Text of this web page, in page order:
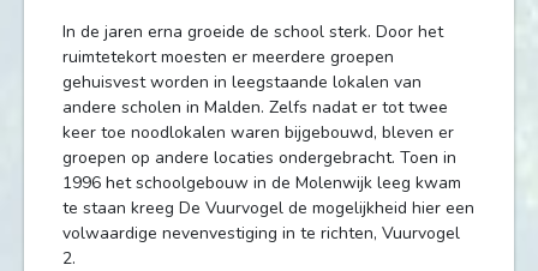
In de jaren erna groeide de school sterk. Door het
ruimtetekort moesten er meerdere groepen
gehuisvest worden in leegstaande lokalen van
andere scholen in Malden. Zelfs nadat er tot twee
keer toe noodlokalen waren bijgebouwd, bleven er
groepen op andere locaties ondergebracht. Toen in
1996 het schoolgebouw in de Molenwijk leeg kwam
te staan kreeg De Vuurvogel de mogelijkheid hier een
volwaardige nevenvestiging in te richten, Vuurvogel
2.